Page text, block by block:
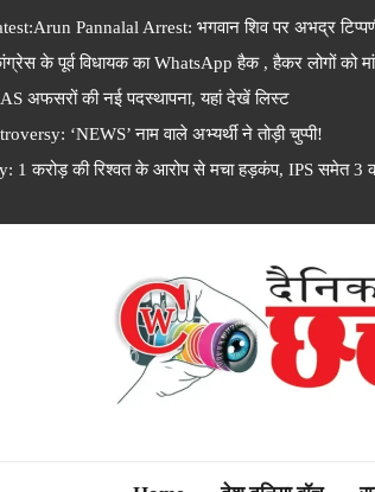
Arun Pannalal Arrest: भगवान शिव पर अभद्र
के पूर्व विधायक का WhatsApp हैक , हैकर लोगों को
अफसरों की नई पदस्थापना, यहां देखें लिस्ट
‘NEWS’ नाम वाले अभ्यर्थी ने तोड़ी चुप्पी!
1 करोड़ की रिश्वत के आरोप से मचा हड़कंप, IPS समेत 3